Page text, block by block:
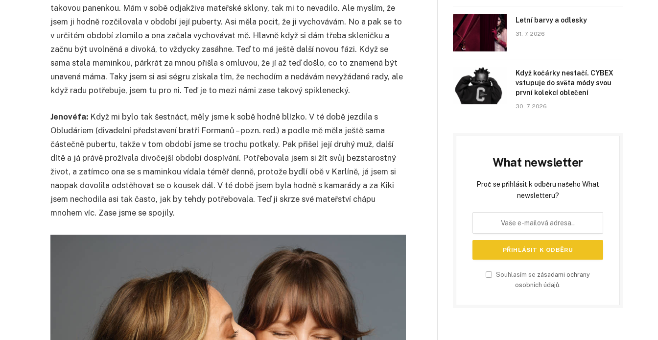
takovou panenkou. Mám v sobě odjakživa mateřské sklony, tak mi to nevadilo. Ale myslím, že
jsem ji hodně rozčilovala v období její puberty. Asi měla pocit, že ji vychovávám. No a pak se to
v určitém období zlomilo a ona začala vychovávat mě. Hlavně když si dám třeba skleničku a
začnu být uvolněná a divoká, to vždycky zasáhne. Teď to má ještě další novou fázi. Když se
sama stala maminkou, párkrát za mnou přišla s omluvou, že jí až teď došlo, co to znamená být
unavená máma. Taky jsem si asi ségru získala tím, že nechodím a nedávám nevyžádané rady, ale
když radu potřebuje, jsem tu pro ni. Teď je to mezi námi zase takový spiklenecký.
Jenovéfa: Když mi bylo tak šestnáct, měly jsme k sobě hodně blízko. V té době jezdila s
Obludáriem (divadelní představení bratří Formanů – pozn. red.) a podle mě měla ještě sama
částečně pubertu, takže v tom období jsme se trochu potkaly. Pak přišel její druhý muž, další
dítě a já právě prožívala divočejší období dospívání. Potřebovala jsem si žít svůj bezstarostný
život, a zatímco ona se s maminkou vídala téměř denně, protože bydlí obě v Karlíně, já jsem si
naopak dovolila odstěhovat se o kousek dál. V té době jsem byla hodně s kamarády a za Kiki
jsem nechodila asi tak často, jak by tehdy potřebovala. Teď ji skrze své mateřství chápu
mnohem víc. Zase jsme se spojily.
Letní barvy a odlesky
31. 7. 2026
Když kočárky nestačí. CYBEX
vstupuje do světa módy svou
první kolekcí oblečení
30. 7. 2026
What newsletter
Proč se přihlásit k odběru našeho What
newsletteru?
Souhlasím se zásadami ochrany
osobních údajů